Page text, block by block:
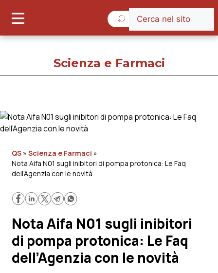
Giovedì 6 Agosto 2026
Governo e Parlamento
Regioni e Asl
Lavoro e Professioni
Scienza e Farmaci
Studi e Analisi
Scienza e Farmaci
QS » Scienza e Farmaci »
Nota Aifa N01 sugli inibitori di pompa protonica: Le Faq
dell’Agenzia con le novità
Nota Aifa N01 sugli inibitori
di pompa protonica: Le Faq
dell’Agenzia con le novità